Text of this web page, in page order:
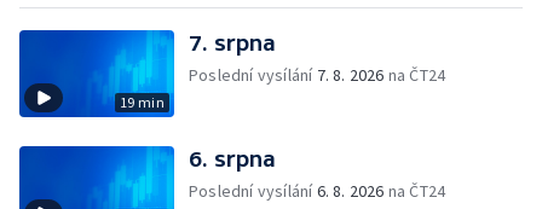
19 min
7. srpna
Poslední vysílání 7. 8. 2026 na ČT24
6. srpna
Poslední vysílání6. 8. 2026 na ČT24